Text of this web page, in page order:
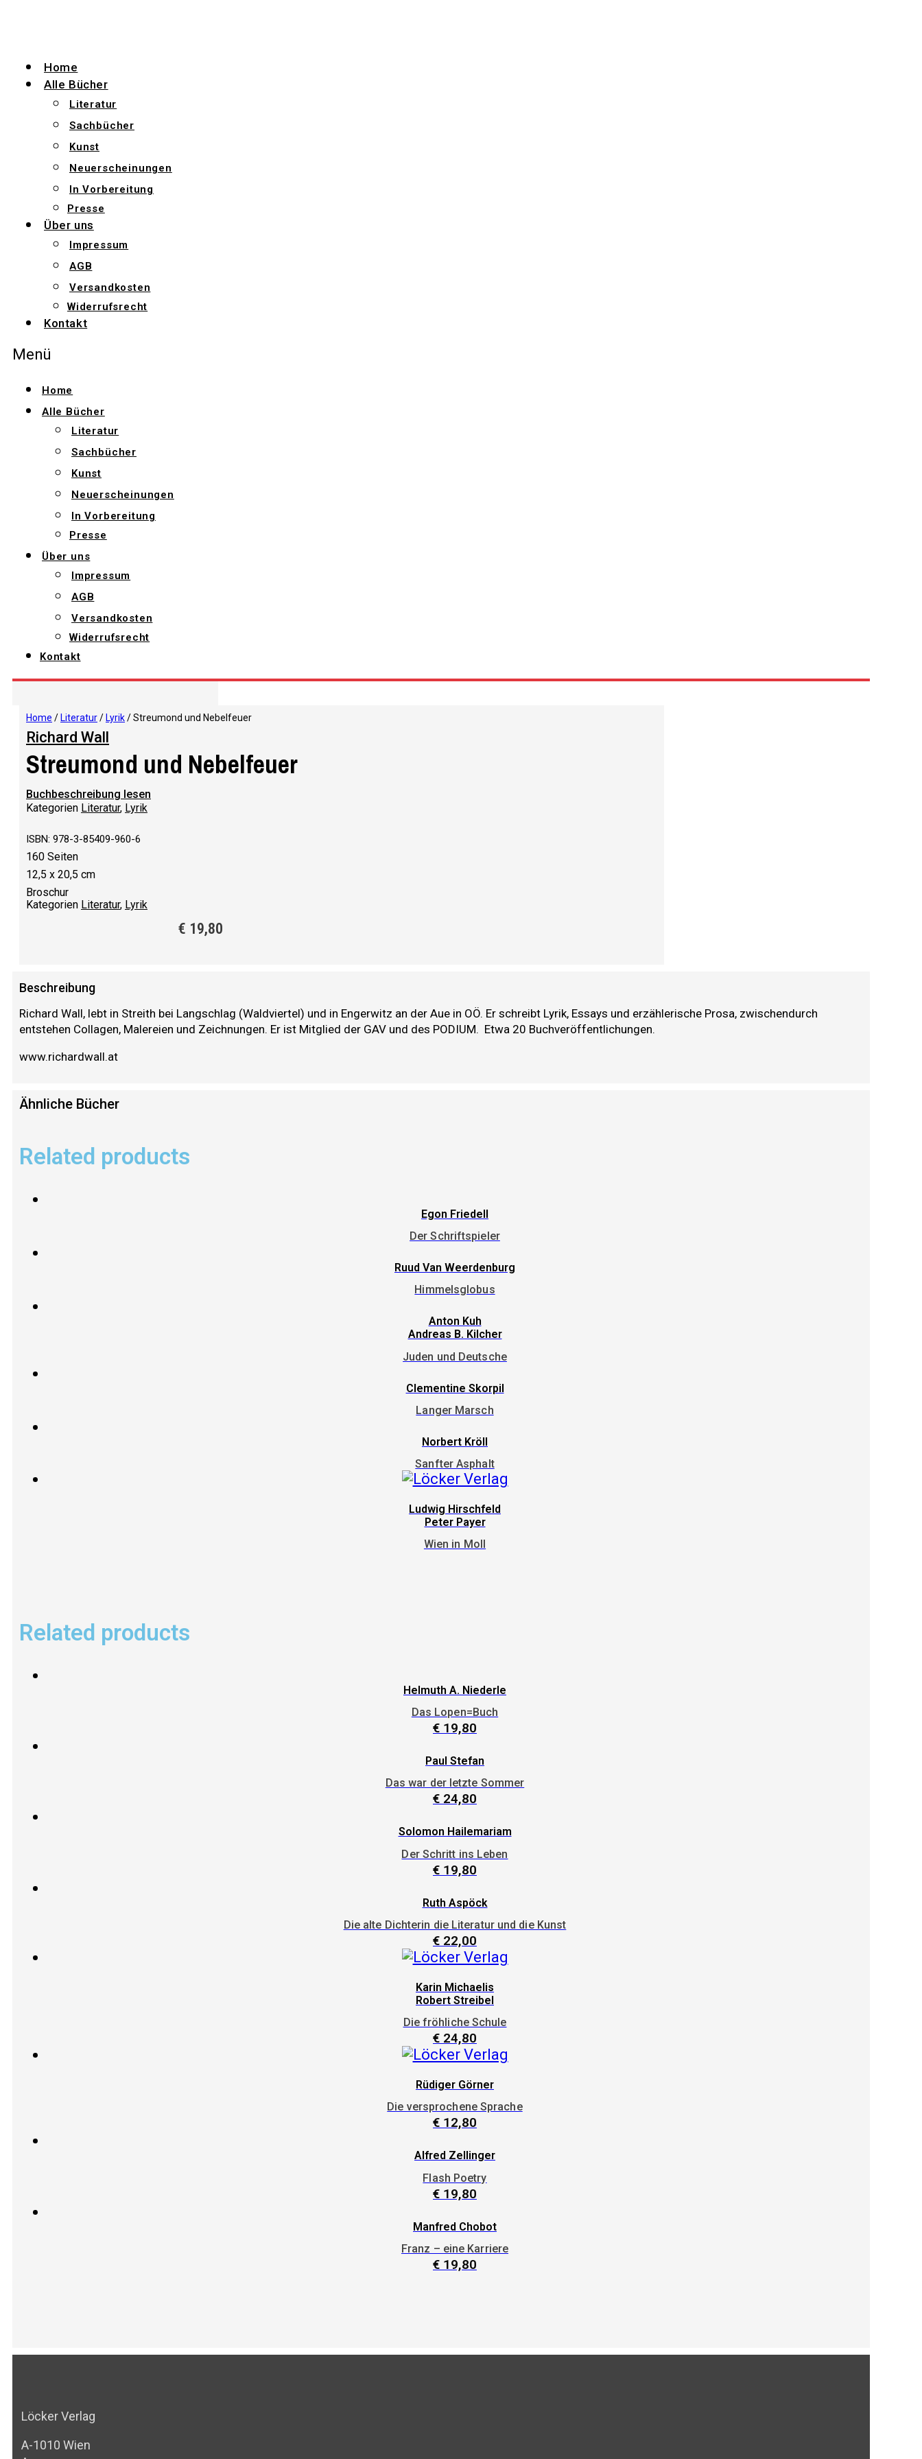
Home
Alle Bücher
Literatur
Sachbücher
Kunst
Neuerscheinungen
In Vorbereitung
Presse
Über uns
Impressum
AGB
Versandkosten
Widerrufsrecht
Kontakt
Menü
Home
Alle Bücher
Literatur
Sachbücher
Kunst
Neuerscheinungen
In Vorbereitung
Presse
Über uns
Impressum
AGB
Versandkosten
Widerrufsrecht
Kontakt
Home / Literatur/ Lyrik/ Streumond und Nebelfeuer
Richard Wall
Streumond und Nebelfeuer
Buchbeschreibung lesen
Kategorien Literatur, Lyrik
ISBN: 978-3-85409-960-6
160 Seiten
12,5 x 20,5 cm
Broschur
Kategorien Literatur, Lyrik
€ 19,80
Beschreibung
Richard Wall, lebt in Streith bei Langschlag (Waldviertel) und in Engerwitz an der Aue in OÖ. Er schreibt Lyrik, Essays und erzählerische Prosa, zwischendurch
entstehen Collagen, Malereien und Zeichnungen. Er ist Mitglied der GAV und des PODIUM. Etwa 20 Buchveröffentlichungen.
www.richardwall.at
Ähnliche Bücher
Related products
Egon Friedell
Der Schriftspieler
Ruud Van Weerdenburg
Himmelsglobus
Anton Kuh
Andreas B. Kilcher
Juden und Deutsche
Clementine Skorpil
Langer Marsch
Norbert Kröll
Sanfter Asphalt
Ludwig Hirschfeld
Peter Payer
Wien in Moll
Related products
Helmuth A. Niederle
Das Lopen=Buch
€ 19,80
Paul Stefan
Das war der letzte Sommer
€ 24,80
Solomon Hailemariam
Der Schritt ins Leben
€ 19,80
Ruth Aspöck
Die alte Dichterin die Literatur und die Kunst
€ 22,00
Karin Michaelis
Robert Streibel
Die fröhliche Schule
€ 24,80
Rüdiger Görner
Die versprochene Sprache
€ 12,80
Alfred Zellinger
Flash Poetry
€ 19,80
Manfred Chobot
Franz – eine Karriere
€ 19,80
Löcker Verlag
A-1010 Wien